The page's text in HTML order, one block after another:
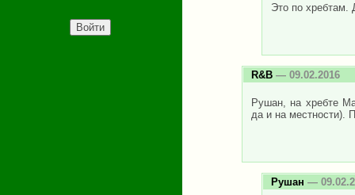
Это по хребтам.
R&B — 09.02.2016
Рушан, на хребте
да и на местности).
Рушан —